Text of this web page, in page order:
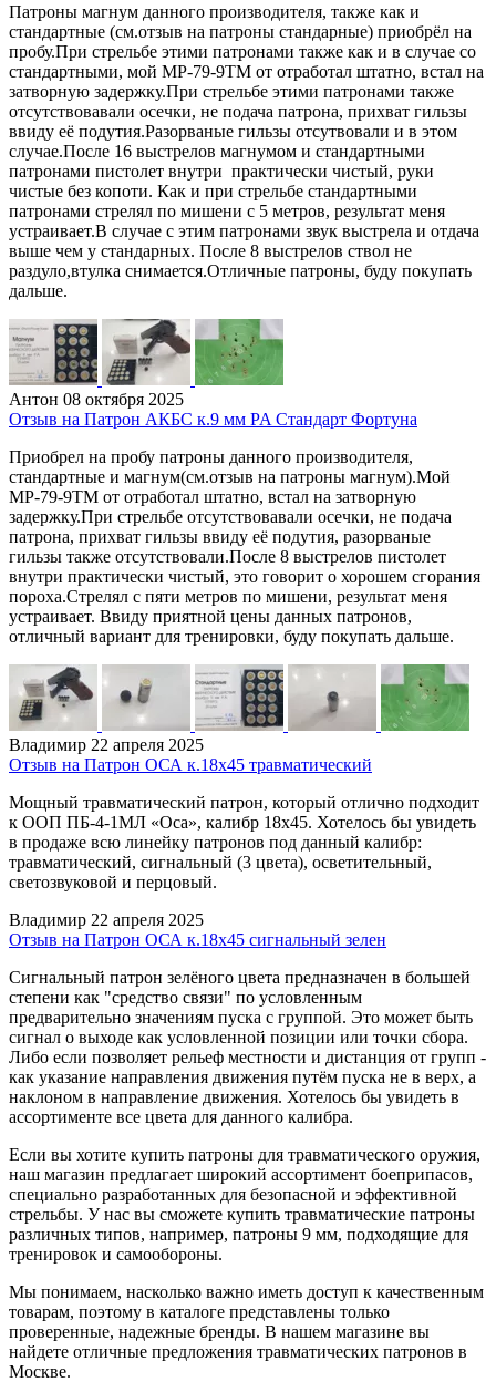
Патроны магнум данного производителя, также как и
стандартные (см.отзыв на патроны стандарные) приобрёл на
пробу.При стрельбе этими патронами также как и в случае со
стандартными, мой МР-79-9ТМ от отработал штатно, встал на
затворную задержку.При стрельбе этими патронами также
отсутствовавали осечки, не подача патрона, прихват гильзы
ввиду её подутия.Разорваные гильзы отсутвовали и в этом
случае.После 16 выстрелов магнумом и стандартными
патронами пистолет внутри практически чистый, руки
чистые без копоти. Как и при стрельбе стандартными
патронами стрелял по мишени с 5 метров, результат меня
устраивает.В случае с этим патронами звук выстрела и отдача
выше чем у стандарных. После 8 выстрелов ствол не
раздуло,втулка снимается.Отличные патроны, буду покупать
дальше.
Антон 08 октября 2025
Отзыв на Патрон АКБС к.9 мм PA Стандарт Фортуна
Приобрел на пробу патроны данного производителя,
стандартные и магнум(см.отзыв на патроны магнум).Мой
МР-79-9ТМ от отработал штатно, встал на затворную
задержку.При стрельбе отсутствовавали осечки, не подача
патрона, прихват гильзы ввиду её подутия, разорваные
гильзы также отсутствовали.После 8 выстрелов пистолет
внутри практически чистый, это говорит о хорошем сгорания
пороха.Стрелял с пяти метров по мишени, результат меня
устраивает. Ввиду приятной цены данных патронов,
отличный вариант для тренировки, буду покупать дальше.
Владимир 22 апреля 2025
Отзыв на Патрон ОСА к.18х45 травматический
Мощный травматический патрон, который отлично подходит
к ООП ПБ-4-1МЛ «Оса», калибр 18х45. Хотелось бы увидеть
в продаже всю линейку патронов под данный калибр:
травматический, сигнальный (3 цвета), осветительный,
светозвуковой и перцовый.
Владимир 22 апреля 2025
Отзыв на Патрон ОСА к.18х45 сигнальный зелен
Сигнальный патрон зелёного цвета предназначен в большей
степени как "средство связи" по условленным
предварительно значениям пуска с группой. Это может быть
сигнал о выходе как условленной позиции или точки сбора.
Либо если позволяет рельеф местности и дистанция от групп -
как указание направления движения путём пуска не в верх, а
наклоном в направление движения. Хотелось бы увидеть в
ассортименте все цвета для данного калибра.
Если вы хотите купить патроны для травматического оружия,
наш магазин предлагает широкий ассортимент боеприпасов,
специально разработанных для безопасной и эффективной
стрельбы. У нас вы сможете купить травматические патроны
различных типов, например, патроны 9 мм, подходящие для
тренировок и самообороны.
Мы понимаем, насколько важно иметь доступ к качественным
товарам, поэтому в каталоге представлены только
проверенные, надежные бренды. В нашем магазине вы
найдете отличные предложения травматических патронов в
Москве.